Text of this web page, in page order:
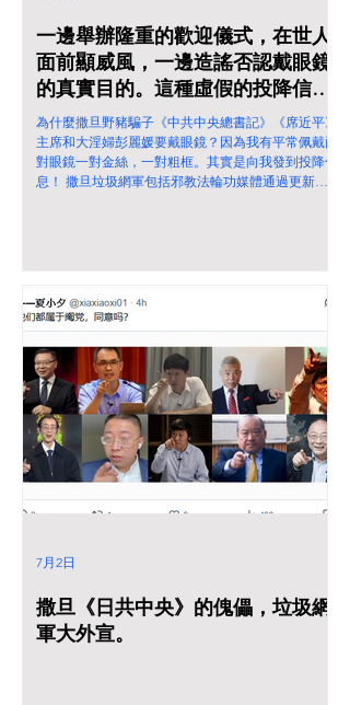
一邊舉辦隆重的歡迎儀式，在世人
面前顯威風，一邊造謠否認戴眼鏡
的真實目的。這種虛假的投降信息
完全沒有誠意，純粹是撒旦畜生公
開詐騙！
為什麼撒旦野豬騙子《中共中央總書記》《席近平》
主席和大淫婦彭麗媛要戴眼鏡？因為我有平常佩戴兩
對眼鏡一對金絲，一對粗框。其實是向我發到投降信
息！ 撒旦垃圾網軍包括邪教法輪功媒體通過更新舊
媛是穿著一件紅色衣服，他們並沒有佩戴眼鏡。 一
邊舉辦隆重的歡迎儀式，在世人面前顯威風，一邊造
虛假的投降信息完全沒有誠意，純粹是撒旦畜生公開
詐騙！ 我作為中國人，絕對不接受撒旦野豬騙子
《中共中央總書記》《席近平》主席和大淫婦彭麗媛
體面下臺！歷史必須要糾正，人民必須要清楚知道真
相！ 習近平訪問朝鮮結束 金正恩雷霆大火發照片(組
圖)
撒旦《日共中央》的傀儡，垃圾網
軍大外宣。
7月2日